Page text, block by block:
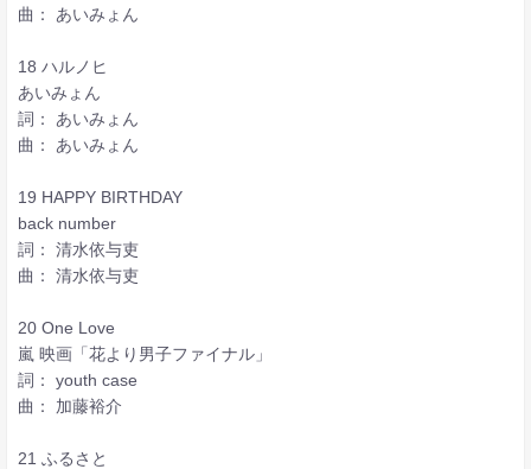
曲： あいみょん
18 ハルノヒ
あいみょん
詞： あいみょん
曲： あいみょん
19 HAPPY BIRTHDAY
back number
詞： 清水依与吏
曲： 清水依与吏
20 One Love
嵐 映画「花より男子ファイナル」
詞： youth case
曲： 加藤裕介
21 ふるさと